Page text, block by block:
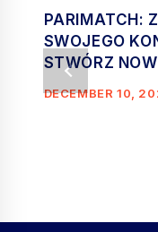
PARIMATCH:
SWOJEGO
STWÓRZ
DECEMBER 10,